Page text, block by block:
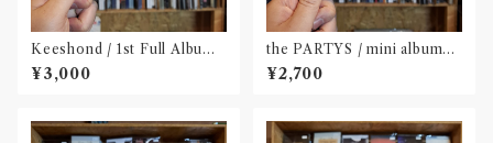
Keeshond / 1st Full Album
『Keeshond』
¥3,000
the PARTYS / mini album
「NEAR」(CD)〝奈良〟
¥2,700